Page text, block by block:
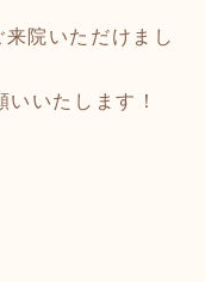
院いただけまし
いたします！